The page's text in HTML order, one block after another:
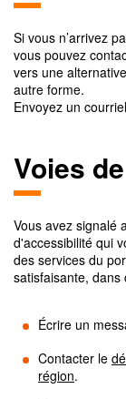
Si vous n’arrivez
vous pouvez
vers une
autre forme.
Envoyez un
Voies
Vous avez signalé
d'accessibilité qui
des services du
satisfaisante, dans
Écrire un
Contacter le
région.